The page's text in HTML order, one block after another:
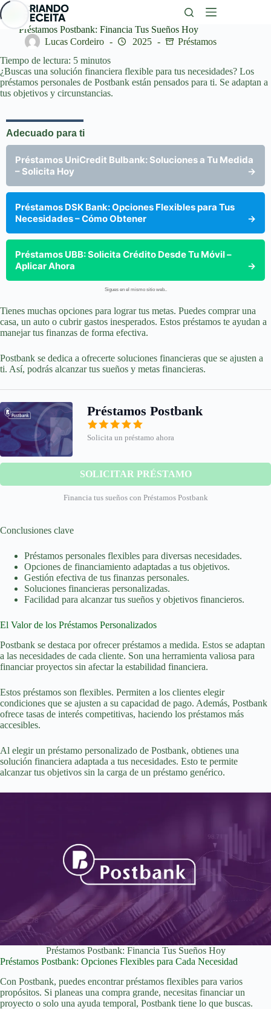
Saltar
al
contenidoPréstamos Postbank: Financia Tus Sueños Hoy
Lucas Cordeiro
2025
Préstamos
Tiempo de lectura: 5 minutos
¿Buscas una solución financiera flexible para tus necesidades? Los
préstamos personales de Postbank están pensados para ti. Se adaptan a
tus objetivos y circunstancias.
Adecuado para ti
Préstamos UniCredit Bulbank: Soluciones a Tu Medida
– Solicita Hoy
→
Préstamos DSK Bank: Opciones Flexibles para Tus
Necesidades – Cómo Obtener
→
Préstamos UBB: Solicita Crédito Desde Tu Móvil –
Aplicar Ahora
→
Sigues en el mismo sitio web..
Tienes muchas opciones para lograr tus metas. Puedes comprar una
casa, un auto o cubrir gastos inesperados. Estos préstamos te ayudan a
manejar tus finanzas de forma efectiva.
Postbank se dedica a ofrecerte soluciones financieras que se ajusten a
ti. Así, podrás alcanzar tus sueños y metas financieras.
Préstamos Postbank
Solicita un préstamo ahora
SOLICITAR PRÉSTAMO
Financia tus sueños con Préstamos Postbank
Conclusiones clave
Préstamos personales flexibles para diversas necesidades.
Opciones de financiamiento adaptadas a tus objetivos.
Gestión efectiva de tus finanzas personales.
Soluciones financieras personalizadas.
Facilidad para alcanzar tus sueños y objetivos financieros.
El Valor de los Préstamos Personalizados
Postbank se destaca por ofrecer préstamos a medida. Estos se adaptan
a las necesidades de cada cliente. Son una herramienta valiosa para
financiar proyectos sin afectar la estabilidad financiera.
Estos préstamos son flexibles. Permiten a los clientes elegir
condiciones que se ajusten a su capacidad de pago. Además, Postbank
ofrece tasas de interés competitivas, haciendo los préstamos más
accesibles.
Al elegir un préstamo personalizado de Postbank, obtienes una
solución financiera adaptada a tus necesidades. Esto te permite
alcanzar tus objetivos sin la carga de un préstamo genérico.
Préstamos Postbank: Financia Tus Sueños Hoy
Préstamos Postbank: Opciones Flexibles para Cada Necesidad
Con Postbank, puedes encontrar préstamos flexibles para varios
propósitos. Si planeas una compra grande, necesitas financiar un
proyecto o solo una ayuda temporal, Postbank tiene lo que buscas.